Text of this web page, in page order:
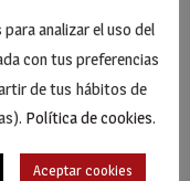
algún plano de la
que consideres
analizar el uso del
con tus preferencias
de tus hábitos de
Política de cookies.
Aceptar cookies